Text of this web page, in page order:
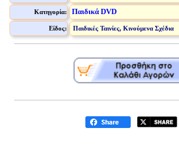
Κατηγορία: Παιδικά DVD
Είδος: Παιδικές Ταινίες, Κινούμενα Σχέδια